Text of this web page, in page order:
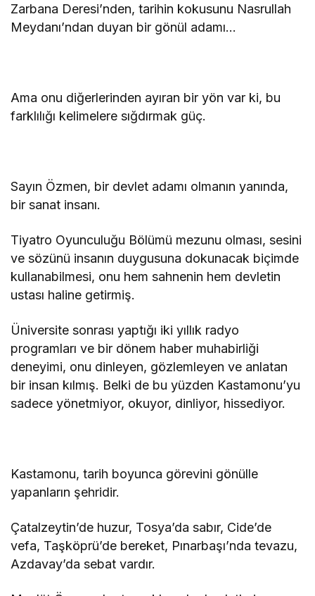
Zarbana Deresi’nden, tarihin kokusunu Nasrullah
Meydanı’ndan duyan bir gönül adamı…
Ama onu diğerlerinden ayıran bir yön var ki, bu
farklılığı kelimelere sığdırmak güç.
Sayın Özmen, bir devlet adamı olmanın yanında,
bir sanat insanı.
Tiyatro Oyunculuğu Bölümü mezunu olması, sesini
ve sözünü insanın duygusuna dokunacak biçimde
kullanabilmesi, onu hem sahnenin hem devletin
ustası haline getirmiş.
Üniversite sonrası yaptığı iki yıllık radyo
programları ve bir dönem haber muhabirliği
deneyimi, onu dinleyen, gözlemleyen ve anlatan
bir insan kılmış. Belki de bu yüzden Kastamonu’yu
sadece yönetmiyor, okuyor, dinliyor, hissediyor.
Kastamonu, tarih boyunca görevini gönülle
yapanların şehridir.
Çatalzeytin’de huzur, Tosya’da sabır, Cide’de
vefa, Taşköprü’de bereket, Pınarbaşı’nda tevazu,
Azdavay’da sebat vardır.